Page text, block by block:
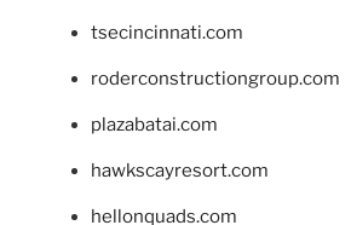
tsecincinnati.com
roderconstructiongroup.com
plazabatai.com
hawkscayresort.com
hellonquads.com